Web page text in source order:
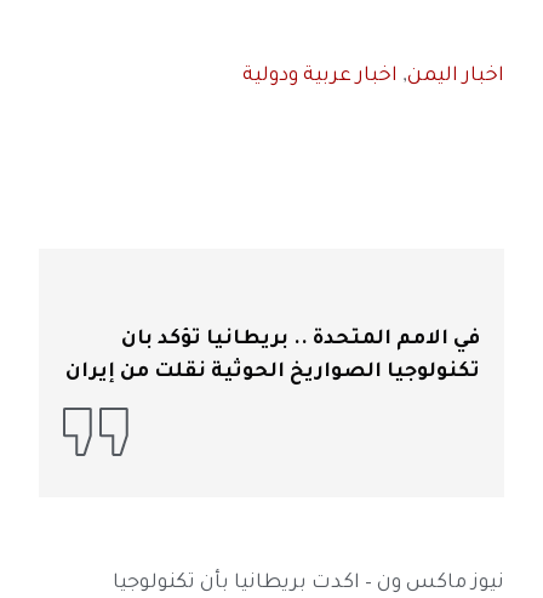
اخبار اليمن, اخبار عربية ودولية
في الامم المتحدة .. بريطانيا تؤكد بان
تكنولوجيا الصواريخ الحوثية نقلت من إيران
نيوز ماكس ون – اكدت بريطانيا بأن تكنولوجيا